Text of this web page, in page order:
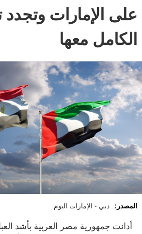
على الإمارات وتجدد
الكامل معها
المصدر: دبي - الإمارات اليوم
أدانت جمهورية مصر العربية بأشد